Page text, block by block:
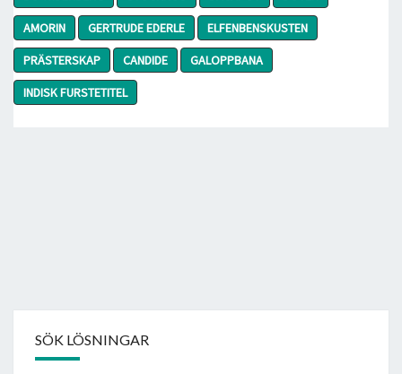
AMORIN
GERTRUDE EDERLE
ELFENBENSKUSTEN
PRÄSTERSKAP
CANDIDE
GALOPPBANA
INDISK FURSTETITEL
SÖK LÖSNINGAR